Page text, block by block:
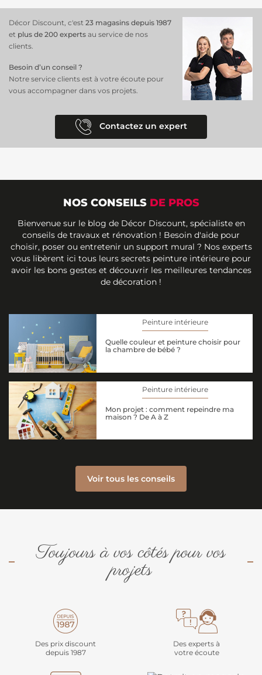
Décor Discount, c'est 23 magasins depuis 1987
et plus de 200 experts au service de nos
clients.
Besoin d’un conseil ?
Notre service clients est à votre écoute pour
vous accompagner dans vos projets.
Contactez un expert
NOS CONSEILS DE PROS
Bienvenue sur le blog de Décor Discount, spécialiste en
conseils de travaux et rénovation ! Besoin d'aide pour
choisir, poser ou entretenir un support mural ? Nos experts
vous libèrent ici tous leurs secrets peinture intérieure pour
avoir les bons gestes et découvrir les meilleures tendances
de décoration !
Peinture intérieure
Quelle couleur et peinture choisir pour
la chambre de bébé ?
Peinture intérieure
Mon projet : comment repeindre ma
maison ? De A à Z
Voir tous les conseils
Toujours à vos côtés pour vos
projets
Des prix discount
depuis 1987
Des experts à
votre écoute